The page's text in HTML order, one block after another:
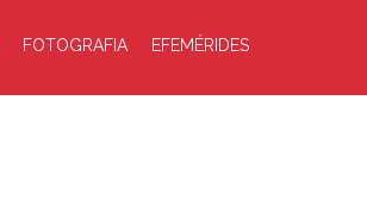
FOTOGRAFIA EFEMÉRIDES